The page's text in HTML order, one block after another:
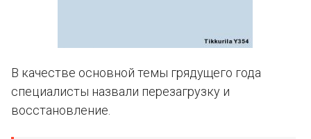
В качестве основной темы грядущего года
специалисты назвали перезагрузку и
восстановление.